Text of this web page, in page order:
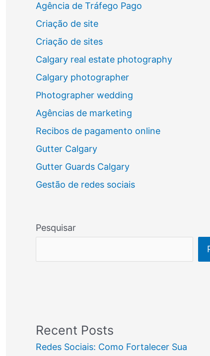
Agência de Tráfego Pago
Criação de site
Criação de sites
Calgary real estate photography
Calgary photographer
Photographer wedding
Agências de marketing
Recibos de pagamento online
Gutter Calgary
Gutter Guards Calgary
Gestão de redes sociais
Pesquisar
Recent Posts
Redes Sociais: Como Fortalecer Sua